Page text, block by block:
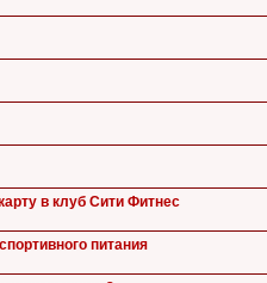
в клуб Сити Фитнес
питания